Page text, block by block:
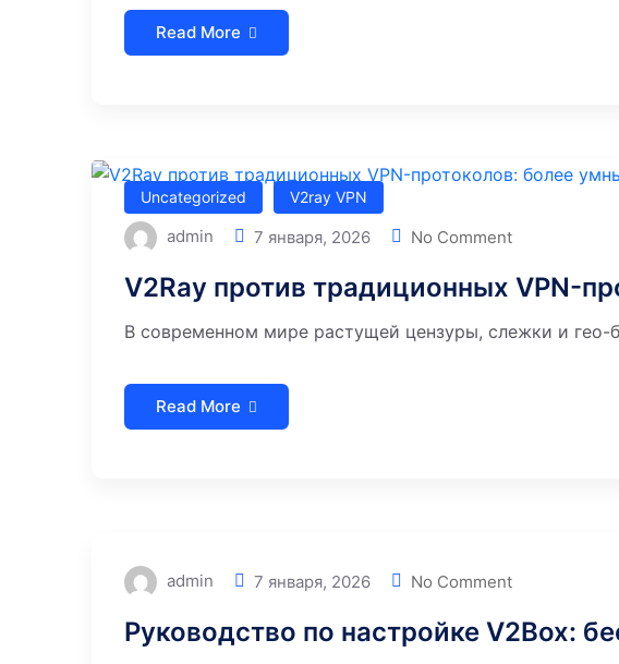
Read More
Uncategorized V2ray VPN
admin 7 января, 2026 No Comment
V2Ray против традиционных VPN-
В современном мире растущей цензуры, слежки и гео-
Read More
admin 7 января, 2026 No Comment
Руководство по настройке V2Box: